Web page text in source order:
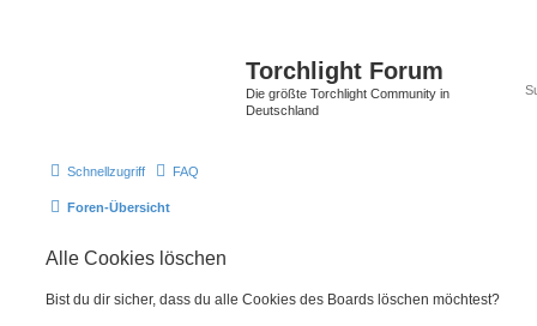
Torchlight Forum
Die größte Torchlight Community in
Deutschland
Schnellzugriff FAQ
Foren-Übersicht
Alle Cookies löschen
Bist du dir sicher, dass du alle Cookies des Boards löschen möchtest?